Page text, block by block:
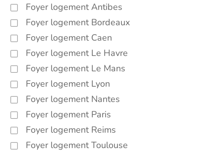
Foyer logement Antibes
Foyer logement Bordeaux
Foyer logement Caen
Foyer logement Le Havre
Foyer logement Le Mans
Foyer logement Lyon
Foyer logement Nantes
Foyer logement Paris
Foyer logement Reims
Foyer logement Toulouse